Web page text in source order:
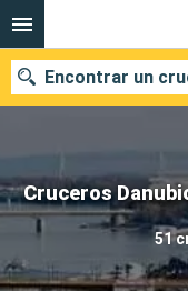
Cruceros
51
Encontrar un
Nuestros destinos
Fecha de salida